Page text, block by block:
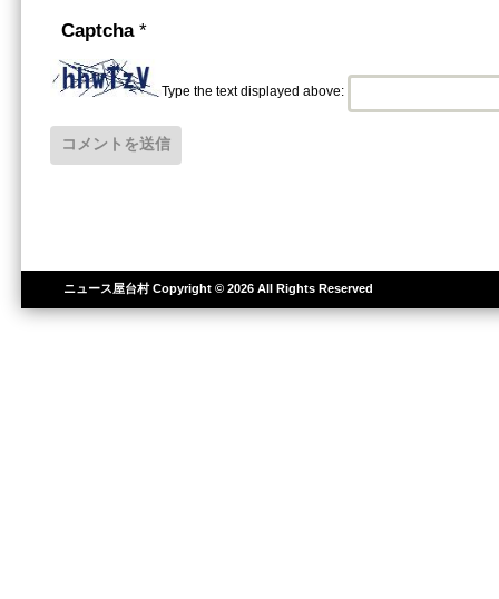
Captcha *
Type the text displayed above:
ニュース屋台村Copyright © 2026 All Rights Reserved